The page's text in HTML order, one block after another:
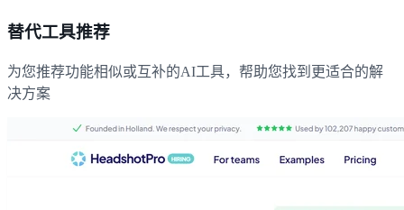
替代工具推荐
为您推荐功能相似或互补的AI工具，帮助您找到更适合的解
决方案